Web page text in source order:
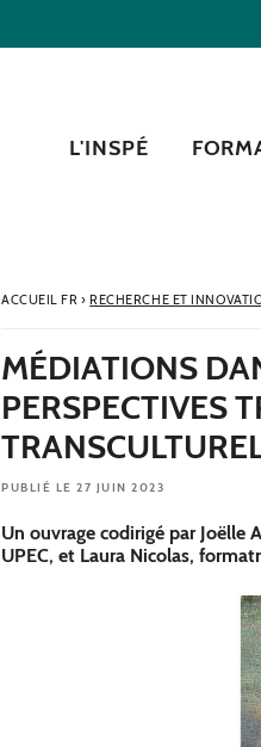
L'INSPÉ
ACCUEIL FR› RECHERCHE ET
MÉDIATIONS
PERSPECTIVES
PUBLIÉ LE 27 JUIN 2023
Un ouvrage codirigé par Joëlle
UPEC, et Laura Nicolas,